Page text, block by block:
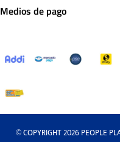
Medios de pago
© COPYRIGHT 2026 PEOPLE